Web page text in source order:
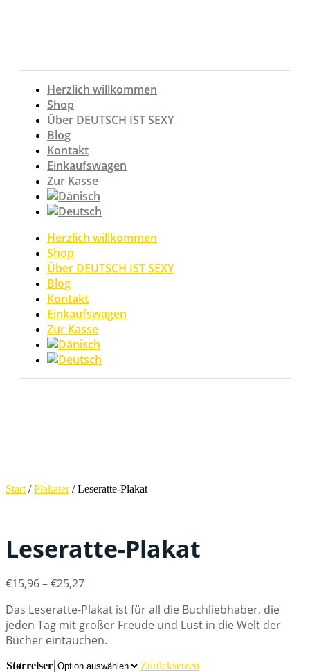
Herzlich willkommen
Shop
Über DEUTSCH IST SEXY
Blog
Kontakt
Einkaufswagen
Zur Kasse
Herzlich willkommen
Shop
Über DEUTSCH IST SEXY
Blog
Kontakt
Einkaufswagen
Zur Kasse
Start /Plakater/ Leseratte-Plakat
Leseratte-Plakat
€15,96–€25,27Preisspanne:
bis
€25,27
Das Leseratte-Plakat ist für all die Buchliebhaber, die
jeden Tag mit großer Freude und Lust in die Welt der
Bücher eintauchen.
Størrelser
Zurücksetzen